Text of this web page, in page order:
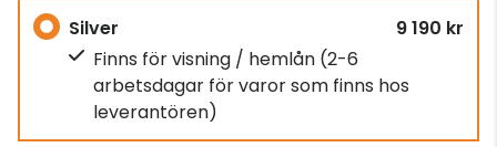
Silver
9 190 kr
Finns för visning / hemlån (2-6
arbetsdagar för varor som finns hos
leverantören)